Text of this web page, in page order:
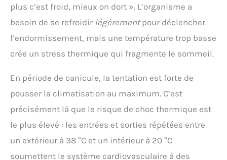
plus c’est froid, mieux on dort ». L’organisme a
besoin de se refroidir légèrementpour déclencher
l’endormissement, mais une température trop basse
crée un stress thermique qui fragmente le sommeil.
En période de canicule, la tentation est forte de
pousser la climatisation au maximum. C’est
précisément là que le risque de choc thermique est
le plus élevé : les entrées et sorties répétées entre
un extérieur à 38 °C et un intérieur à 20 °C
soumettent le système cardiovasculaire à des